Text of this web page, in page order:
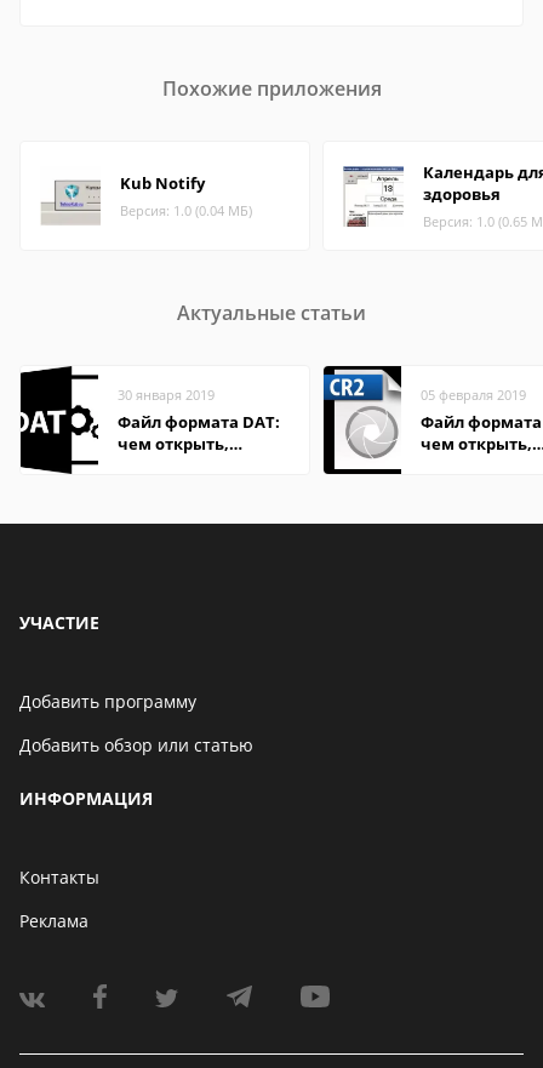
Похожие приложения
Kub Notify
Версия: 1.0 (0.04 МБ)
Календарь
здоровья
Версия: 1.0 (0.65
Актуальные статьи
30 января 2019
Файл формата DAT:
чем открыть,
05 февраля 2019
Файл формата
чем открыть,
УЧАСТИЕ
Добавить программу
Добавить обзор или статью
ИНФОРМАЦИЯ
Контакты
Реклама